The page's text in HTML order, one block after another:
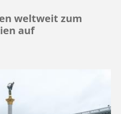
weltweit zum
auf